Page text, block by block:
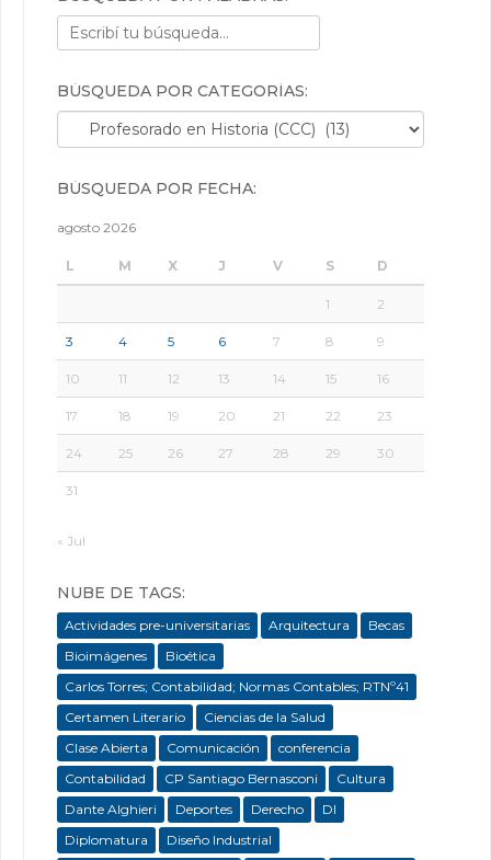
BÚSQUEDA POR CATEGORÍAS:
Búsqueda por categorías:
BÚSQUEDA POR FECHA:
agosto 2026
L M X J V S D
1 2
3 4 5 6 7 8 9
10 11 12 13 14 15 16
17 18 19 20 21 22 23
24 25 26 27 28 29 30
31
« Jul
NUBE DE TAGS:
Actividades pre-universitarias Arquitectura
Becas
Bioimágenes
Bioética
Carlos Torres; Contabilidad; Normas Contables; RTNº41
Certamen Literario
Ciencias de la Salud
Clase Abierta
Comunicación
conferencia
Contabilidad
CP Santiago Bernasconi
Cultura
Dante Alghieri
Deportes Derecho
DI
Diplomatura
Diseño Industrial